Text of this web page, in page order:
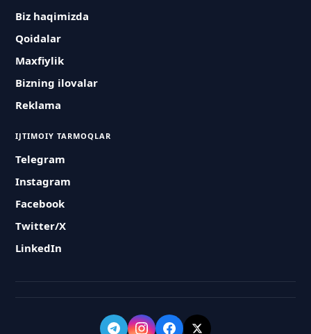
Biz haqimizda
Qoidalar
Maxfiylik
Bizning ilovalar
Reklama
IJTIMOIY TARMOQLAR
Telegram
Instagram
Facebook
Twitter/X
LinkedIn